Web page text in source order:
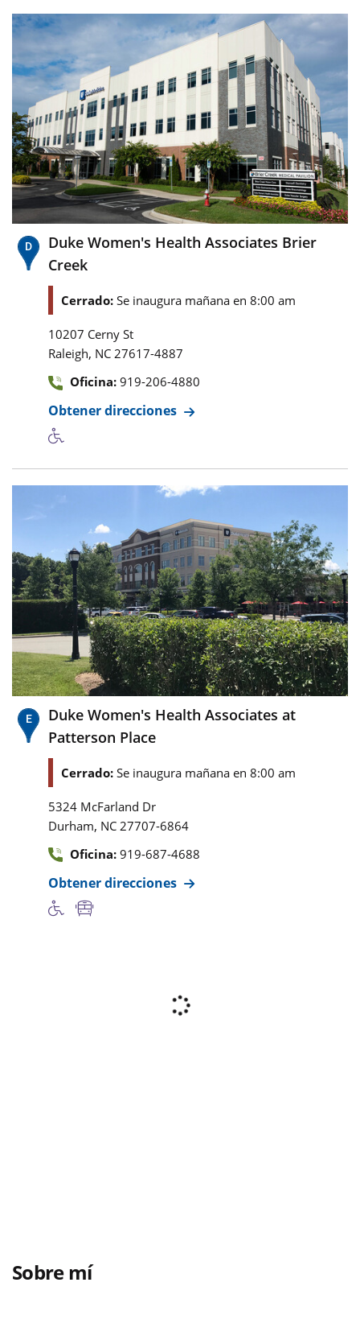
Duke Women's Health Associates Brier
Creek
Cerrado: Se inaugura mañana en 8:00 am
10207 Cerny St
Raleigh, NC 27617-4887
Oficina: 919-206-4880
Obtener direcciones
Duke Women's Health Associates at
Patterson Place
Cerrado: Se inaugura mañana en 8:00 am
5324 McFarland Dr
Durham, NC 27707-6864
Oficina: 919-687-4688
Obtener direcciones
Sobre mí